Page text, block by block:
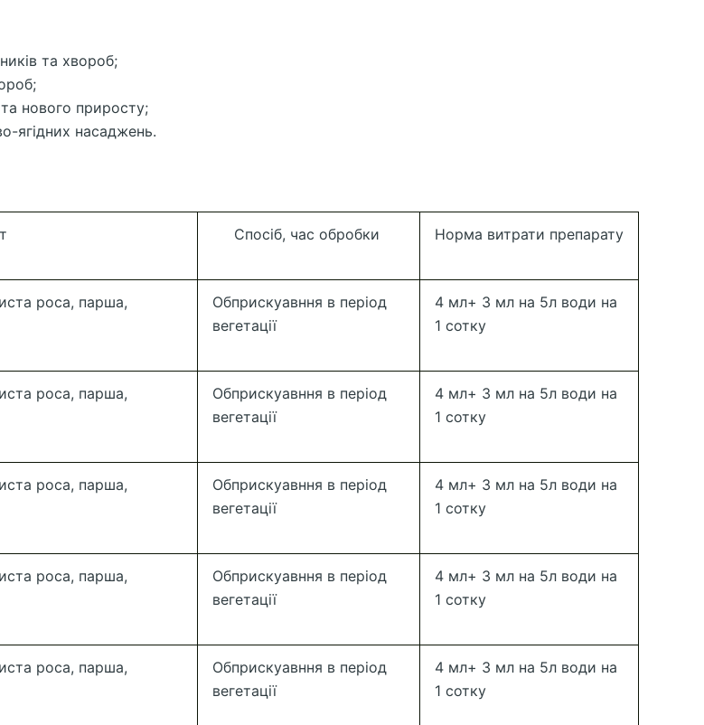
та хвороб;
хвороб;
нового приросту;
ягідних насаджень.
Спосіб, час обробки Норма витрати препарату
роса, парша,
Обприскуавння в період
вегетації
4 мл+ 3 мл на 5л води на
1 сотку
роса, парша,
Обприскуавння в період
вегетації
4 мл+ 3 мл на 5л води на
1 сотку
роса, парша,
Обприскуавння в період
вегетації
4 мл+ 3 мл на 5л води на
1 сотку
роса, парша,
Обприскуавння в період
вегетації
4 мл+ 3 мл на 5л води на
1 сотку
роса, парша,
Обприскуавння в період
вегетації
4 мл+ 3 мл на 5л води на
1 сотку